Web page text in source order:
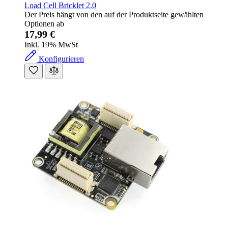
Load Cell Bricklet 2.0
Der Preis hängt von den auf der Produktseite gewählten
Optionen ab
17,99 €
Inkl. 19% MwSt
Konfigurieren